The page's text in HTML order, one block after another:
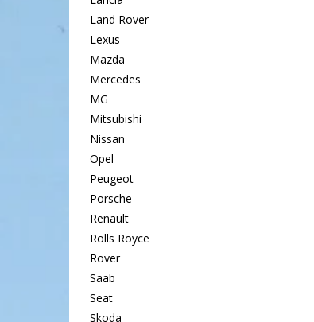
Land Rover
Lexus
Mazda
Mercedes
MG
Mitsubishi
Nissan
Opel
Peugeot
Porsche
Renault
Rolls Royce
Rover
Saab
Seat
Skoda